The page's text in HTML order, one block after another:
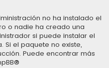
no ha instalado el
o nadie ha creado una
si puede instalar el
Si el paquete no existe,
Puede encontrar más
®